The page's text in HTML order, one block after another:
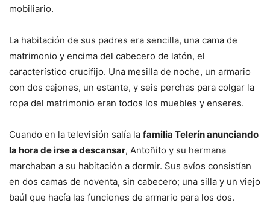
mobiliario.
La habitación de sus padres era sencilla, una cama de
matrimonio y encima del cabecero de latón, el
característico crucifijo. Una mesilla de noche, un armario
con dos cajones, un estante, y seis perchas para colgar la
ropa del matrimonio eran todos los muebles y enseres.
Cuando en la televisión salía la familia Telerín anunciando
la hora de irse a descansar, Antoñito y su hermana
marchaban a su habitación a dormir. Sus avíos consistían
en dos camas de noventa, sin cabecero; una silla y un viejo
baúl que hacía las funciones de armario para los dos.